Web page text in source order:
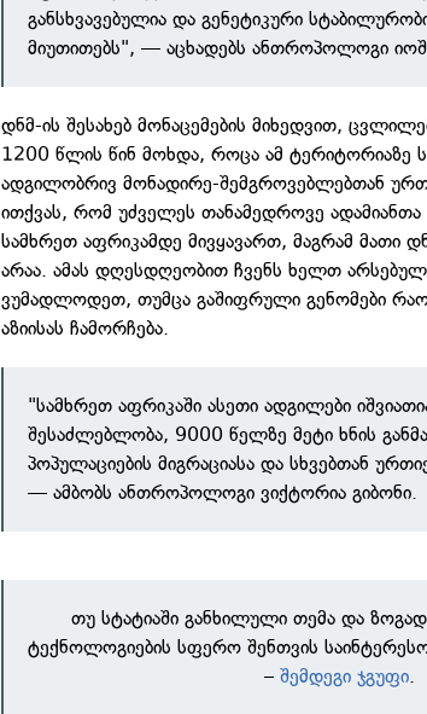
განსხვავებულია და გენეტიკური
მიუთითებს", — აცხადებს ანთროპოლოგი
დნმ-ის შესახებ მონაცემების მიხედვით,
1200 წლის წინ მოხდა, როცა ამ ტერიტორიაზე
ადგილობრივ მონადირე-შემგროვებლებთან
ითქვას, რომ უძველეს თანამედროვე
სამხრეთ აფრიკამდე მივყავართ, მაგრამ მათი
არაა. ამას დღესდღეობით ჩვენს ხელთ
ვუმადლოდეთ, თუმცა გაშიფრული გენომები
აზიისას ჩამორჩება.
"სამხრეთ აფრიკაში ასეთი ადგილები
შესაძლებლობა, 9000 წელზე მეტი ხნის
პოპულაციების მიგრაციასა და სხვებთან
— ამბობს ანთროპოლოგი ვიქტორია გიბონი.
თუ სტატიაში განხილული თემა და
ტექნოლოგიების სფერო შენთვის
–შემდეგი ჯგუფი